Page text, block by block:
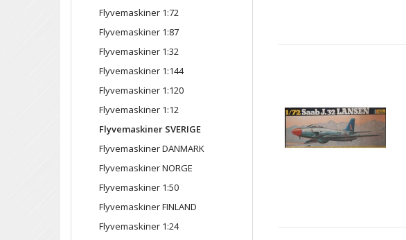
Flyvemaskiner 1:72
Flyvemaskiner 1:87
Flyvemaskiner 1:32
Flyvemaskiner 1:144
Flyvemaskiner 1:120
Flyvemaskiner 1:12
Flyvemaskiner SVERIGE
Flyvemaskiner DANMARK
Flyvemaskiner NORGE
Flyvemaskiner 1:50
Flyvemaskiner FINLAND
Flyvemaskiner 1:24